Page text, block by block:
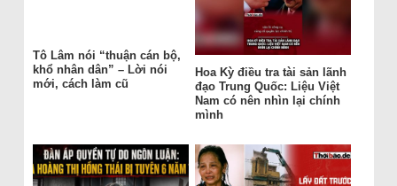
Tô Lâm nói “thuận cán bộ,
khổ nhân dân” – Lời nói
mới, cách làm cũ
Hoa Kỳ điều tra tài sản lãnh
đạo Trung Quốc: Liệu Việt
Nam có nên nhìn lại chính
mình